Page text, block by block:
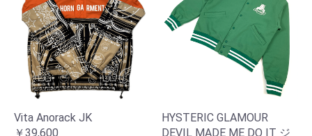
Vita Anorack JK
￥39,600
HYSTERIC GLAMOUR
DEVIL MADE ME DO IT ジ